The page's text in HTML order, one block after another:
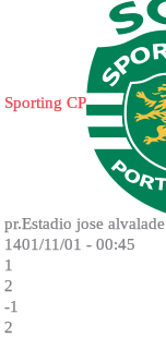
Sporting CP
pr.Estadio jose alvalade
1401/11/01 - 00:45
1
2
-1
2